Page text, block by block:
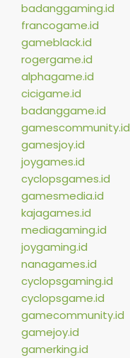
badanggaming.id
francogame.id
gameblack.id
rogergame.id
alphagame.id
cicigame.id
badanggame.id
gamescommunity.id
gamesjoy.id
joygames.id
cyclopsgames.id
gamesmedia.id
kajagames.id
mediagaming.id
joygaming.id
nanagames.id
cyclopsgaming.id
cyclopsgame.id
gamecommunity.id
gamejoy.id
gamerking.id